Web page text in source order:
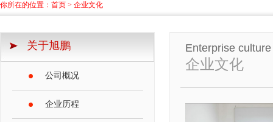
你所在的位置： 首页 > 企业文化
关于旭鹏
公司概况
企业历程
Enterprise culture
企业文化